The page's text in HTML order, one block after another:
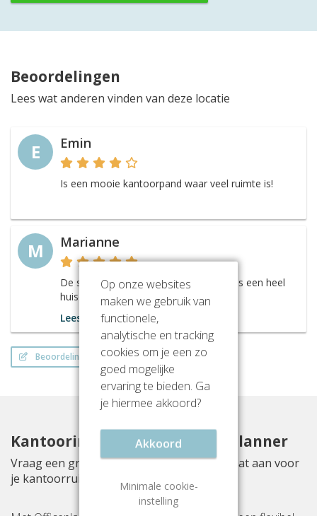
Beoordelingen
Lees wat anderen vinden van deze locatie
E Emin
Is een mooie kantoorpand waar veel ruimte is!
M Marianne
De sfeervolle inrichting geeft de ruimtes een heel
huiselijk gevoel.
Lees meer
Beoordeling schrijven
Kantoorinrichting met Officeplanner
Vraag een gratis inrichtingsvoorstel op maat aan voor
je kantoorruimte aan Vijverhofstraat 47
Op onze websites
maken we gebruik van
functionele,
analytische en tracking
cookies om je een zo
goed mogelijke
ervaring te bieden. Ga
je hiermee akkoord?
Akkoord
Minimale cookie-
instelling